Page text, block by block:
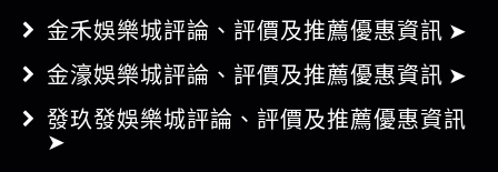
金禾娛樂城評論、評價及推薦優惠資訊 ➤
金濠娛樂城評論、評價及推薦優惠資訊 ➤
發玖發娛樂城評論、評價及推薦優惠資訊
➤